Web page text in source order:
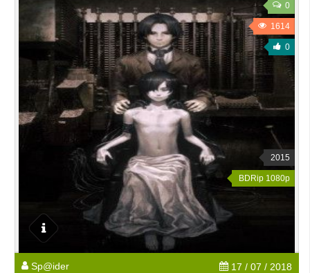
0
1614
0
2015
BDRip 1080p
Sp@ider 17 / 07 / 2018